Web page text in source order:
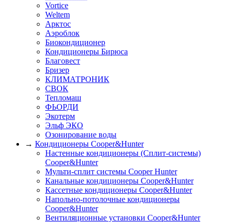
Vortice
Weltem
Арктос
Аэроблок
Биокондиционер
Кондиционеры Бирюса
Благовест
Бризер
КЛИМАТРОНИК
СВОК
Тепломаш
ФЬОРДИ
Экотерм
Эльф ЭКО
Озонирование воды
→ Кондиционеры Cooper&Hunter
Настенные кондиционеры (Сплит-системы)
Cooper&Hunter
Мульти-сплит системы Cooper Hunter
Канальные кондиционеры Cooper&Hunter
Кассетные кондиционеры Cooper&Hunter
Напольно-потолочные кондиционеры
Cooper&Hunter
Вентиляционные установки Cooper&Hunter